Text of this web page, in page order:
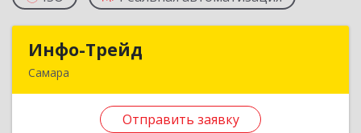
Инфо-Трейд
Самара
Отправить заявку
Смышляевское ш, дом № 1, кв.43